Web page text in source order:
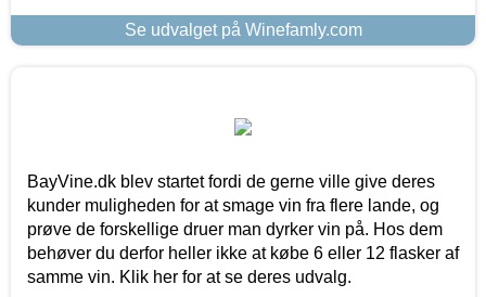
Se udvalget på Winefamly.com
BayVine.dk blev startet fordi de gerne ville give deres
kunder muligheden for at smage vin fra flere lande, og
prøve de forskellige druer man dyrker vin på. Hos dem
behøver du derfor heller ikke at købe 6 eller 12 flasker af
samme vin. Klik her for at se deres udvalg.